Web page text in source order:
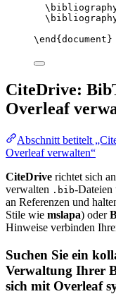
\end { document }
CiteDrive:
Overleaf
Abschnitt betitelt
Overleaf verwalten“
CiteDrive richtet sich
verwalten .bib-Dateien
an Referenzen und
Stile wie mslapa) oder
Hinweise verbinden
Suchen Sie ein
Verwaltung Ihrer
sich mit Overleaf